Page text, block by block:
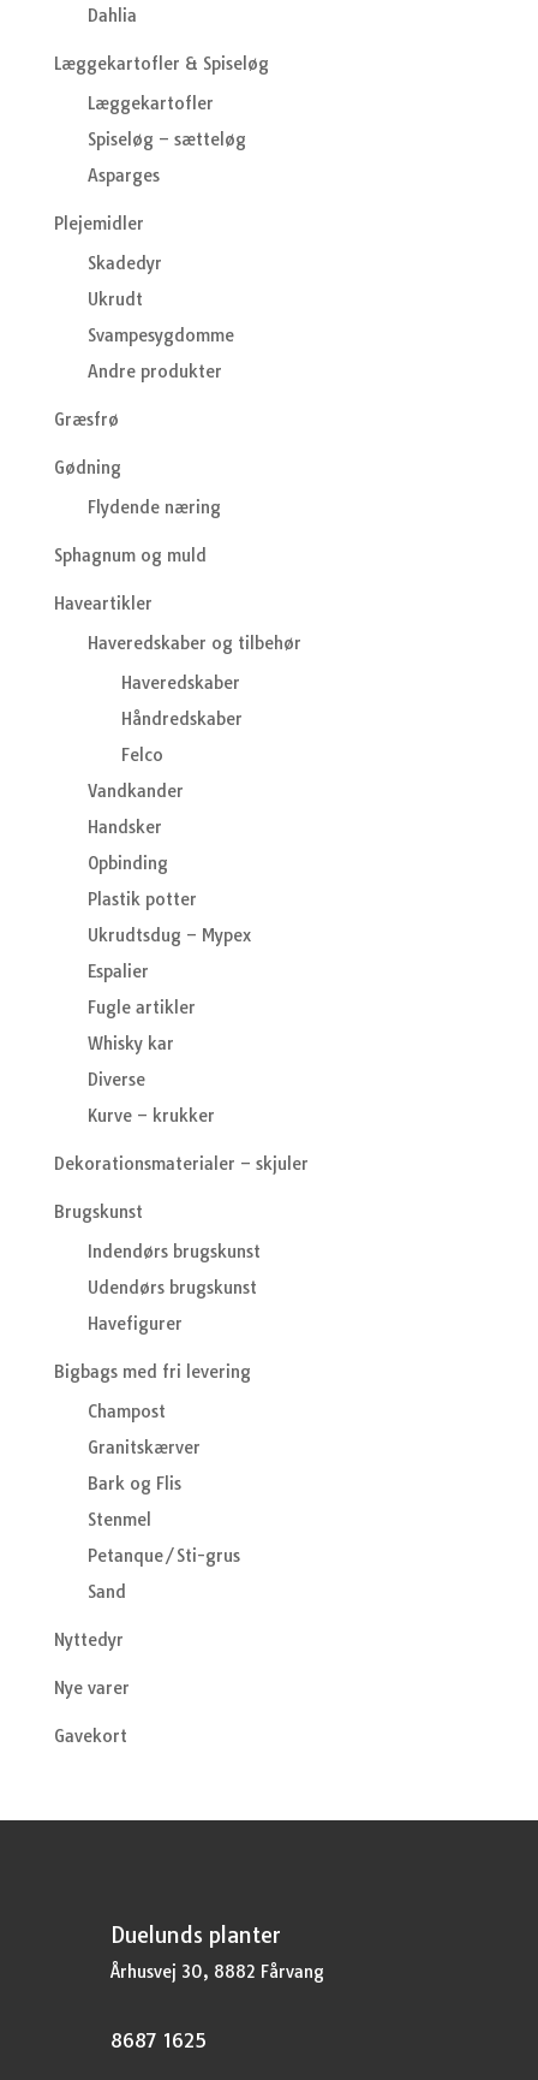
Dahlia
Læggekartofler & Spiseløg
Læggekartofler
Spiseløg – sætteløg
Asparges
Plejemidler
Skadedyr
Ukrudt
Svampesygdomme
Andre produkter
Græsfrø
Gødning
Flydende næring
Sphagnum og muld
Haveartikler
Haveredskaber og tilbehør
Haveredskaber
Håndredskaber
Felco
Vandkander
Handsker
Opbinding
Plastik potter
Ukrudtsdug – Mypex
Espalier
Fugle artikler
Whisky kar
Diverse
Kurve – krukker
Dekorationsmaterialer – skjuler
Brugskunst
Indendørs brugskunst
Udendørs brugskunst
Havefigurer
Bigbags med fri levering
Champost
Granitskærver
Bark og Flis
Stenmel
Petanque/Sti-grus
Sand
Nyttedyr
Nye varer
Gavekort
Duelunds planter
Århusvej 30, 8882 Fårvang
8687 1625